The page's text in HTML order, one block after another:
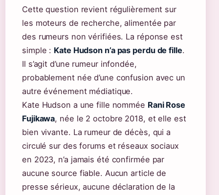
Cette question revient régulièrement sur
les moteurs de recherche, alimentée par
des rumeurs non vérifiées. La réponse est
simple : Kate Hudson n’a pas perdu de fille.
Il s’agit d’une rumeur infondée,
probablement née d’une confusion avec un
autre événement médiatique.
Kate Hudson a une fille nommée Rani Rose
Fujikawa, née le 2 octobre 2018, et elle est
bien vivante. La rumeur de décès, qui a
circulé sur des forums et réseaux sociaux
en 2023, n’a jamais été confirmée par
aucune source fiable. Aucun article de
presse sérieux, aucune déclaration de la